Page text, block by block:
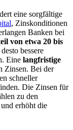
eine sorgfältige
, Zinskonditionen
Banken bei
von etwa 20 bis
bessere
Eine langfristige
Zinsen. Bei der
schneller
Die Zinsen für
zu den
erhöht die